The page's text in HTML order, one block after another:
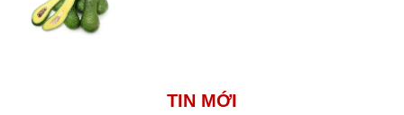
TIN MỚI